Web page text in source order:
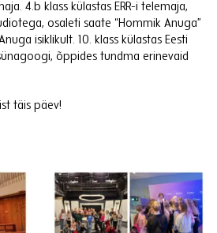
4.b klass külastas ERR-i telemaja,
osaleti saate “Hommik Anuga”
isiklikult. 10. klass külastas Eesti
õppides tundma erinevaid
täis päev!